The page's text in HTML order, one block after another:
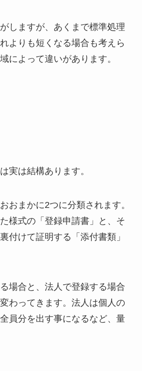
しますが、あくまで標準処理
よりも短くなる場合も考えら
によって違いがあります。
実は結構あります。
おまかに2つに分類されます。
様式の「登録申請書」と、そ
付けて証明する「添付書類」
場合と、法人で登録する場合
わってきます。法人は個人の
員分を出す事になるなど、量